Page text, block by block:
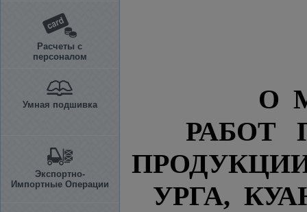
Расчеты с
персоналом
Умная подшивка
Экспортно-
Импортные Операции
О
РАБОТ
УРГА,